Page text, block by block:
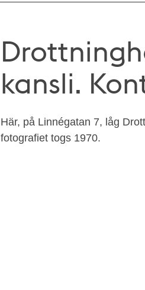
kansli.
Här, på Linnégatan 7, låg
fotografiet togs 1970.